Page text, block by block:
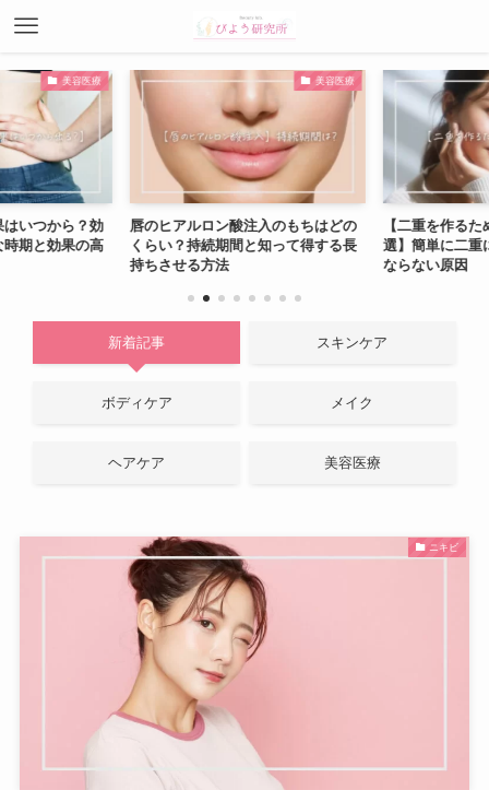
美容医療
いつから？効
期と効果の高
美容医療
唇のヒアルロン酸注入のもちはどの
くらい？持続期間と知って得する長
持ちさせる方法
【二重を作るた
選】簡単に二重
ならない原因
新着記事 スキンケア
ボディケア メイク
ヘアケア 美容医療
ニキビ